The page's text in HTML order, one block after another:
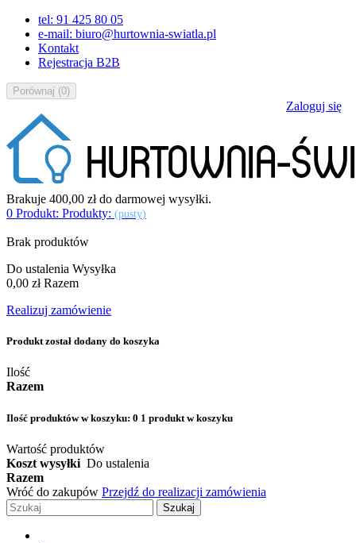
tel: 91 425 80 05
e-mail: biuro@hurtownia-swiatla.pl
Kontakt
Rejestracja B2B
Porównaj (0)
Zaloguj się
Brakuje 400,00 złdo darmowej wysyłki.
0 Produkt: Produkty: (pusty)
Brak produktów
Do ustalenia Wysyłka
0,00 zł Razem
Realizuj zamówienie
Produkt został dodany do koszyka
Ilość
Razem
Ilość produktów w koszyku: 0 1 produkt w koszyku
Wartość produktów
Koszt wysyłki Do ustalenia
Razem
Wróć do zakupów Przejdź do realizacji zamówienia
Szukaj